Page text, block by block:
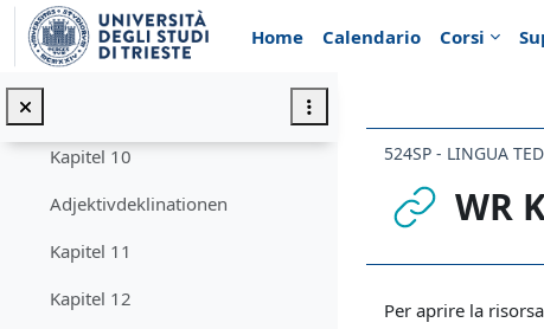
Vai al contenuto principale
Home
Calendario Corsi
Kapitel 8
Kapitel 9
Kapitel 10
Adjektivdeklinationen
Kapitel 11
Kapitel 12
524SP - LINGUA
WR
Per aprire la